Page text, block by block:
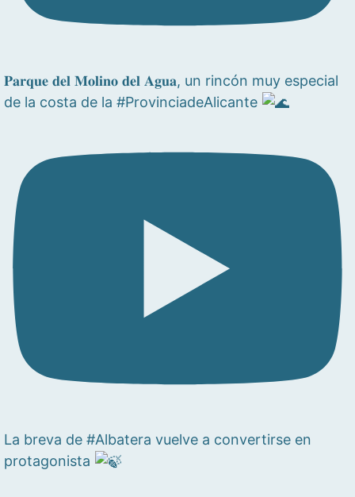
𝐏𝐚𝐫𝐪𝐮𝐞 𝐝𝐞𝐥 𝐌𝐨𝐥𝐢𝐧𝐨 𝐝𝐞𝐥 𝐀𝐠𝐮𝐚, un rincón muy especial
de la costa de la #ProvinciadeAlicante
La breva de #Albatera vuelve a convertirse en
protagonista